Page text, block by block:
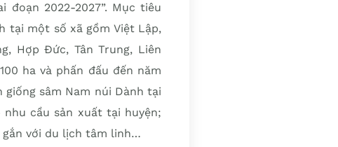
đoạn 2022-2027”. Mục tiêu
tại một số xã gồm Việt Lập,
Hợp Đức, Tân Trung, Liên
ha và phấn đấu đến năm
sâm Nam núi Dành tại
cầu sản xuất tại huyện;
với du lịch tâm linh…